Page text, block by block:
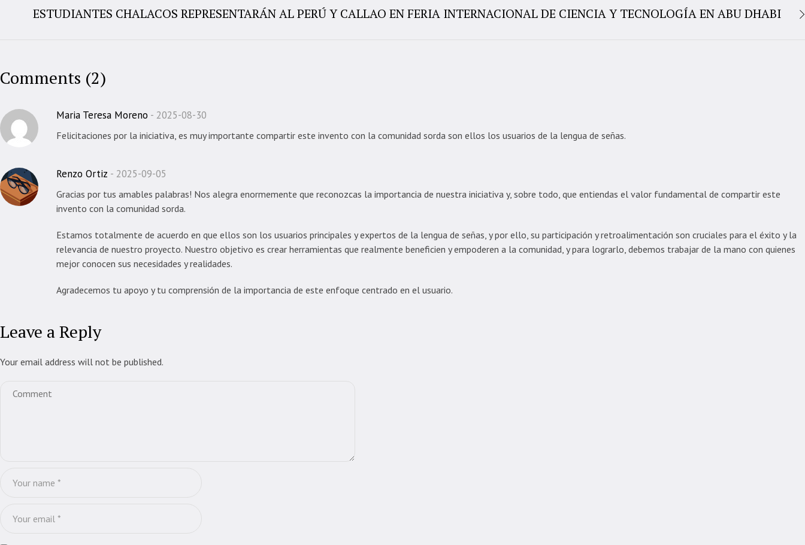
ESTUDIANTES CHALACOS REPRESENTARÁN AL PERÚ Y CALLAO EN FERIA INTERNACIONAL DE CIENCIA Y TECNOLOGÍA EN ABU DHABI
Comments (2)
Maria Teresa Moreno 2025-08-30
Felicitaciones por la iniciativa, es muy importante compartir este invento con la comunidad sorda son ellos los usuarios de la lengua de señas.
Renzo Ortiz 2025-09-05
Gracias por tus amables palabras! Nos alegra enormemente que reconozcas la importancia de nuestra iniciativa y, sobre todo, que entiendas el valor fundamental de compartir este
invento con la comunidad sorda.
Estamos totalmente de acuerdo en que ellos son los usuarios principales y expertos de la lengua de señas, y por ello, su participación y retroalimentación son cruciales para el éxito y la
relevancia de nuestro proyecto. Nuestro objetivo es crear herramientas que realmente beneficien y empoderen a la comunidad, y para lograrlo, debemos trabajar de la mano con quienes
mejor conocen sus necesidades y realidades.
Agradecemos tu apoyo y tu comprensión de la importancia de este enfoque centrado en el usuario.
Leave a Reply
Your email address will not be published.